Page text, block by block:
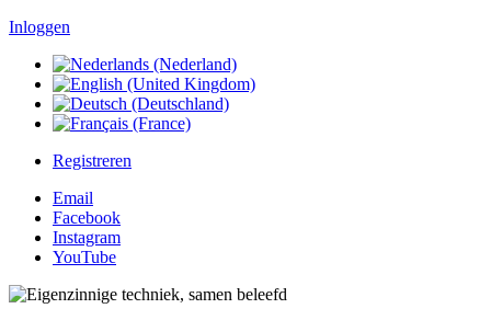
Inloggen
Registreren
Email
Facebook
Instagram
YouTube